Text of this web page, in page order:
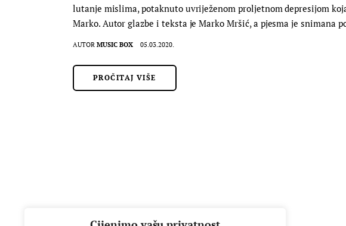
lutanje mislima, potaknuto uvriježenom proljetnom depresijom
Marko. Autor glazbe i teksta je Marko Mršić, a pjesma je snimana
AUTOR MUSIC BOX 05.03.2020.
PROČITAJ VIŠE